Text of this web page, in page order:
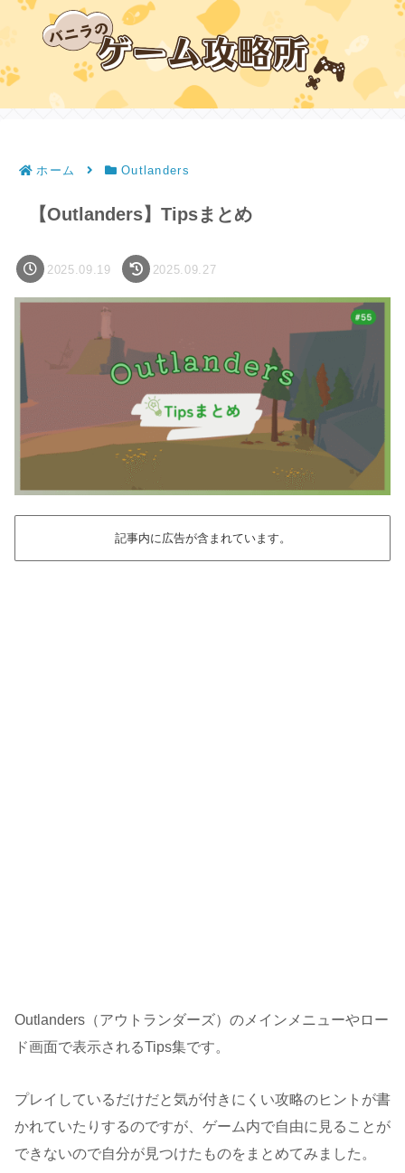
ホーム Outlanders
【Outlanders】Tipsまとめ
2025.09.19 2025.09.27
記事内に広告が含まれています。
Outlanders（アウトランダーズ）のメインメニューやロー
ド画面で表示されるTips集です。
プレイしているだけだと気が付きにくい攻略のヒントが書
かれていたりするのですが、ゲーム内で自由に見ることが
できないので自分が見つけたものをまとめてみました。